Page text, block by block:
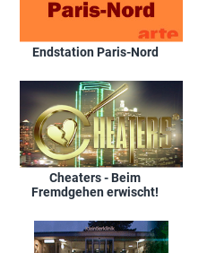
Endstation Paris-Nord
Cheaters - Beim
Fremdgehen erwischt!